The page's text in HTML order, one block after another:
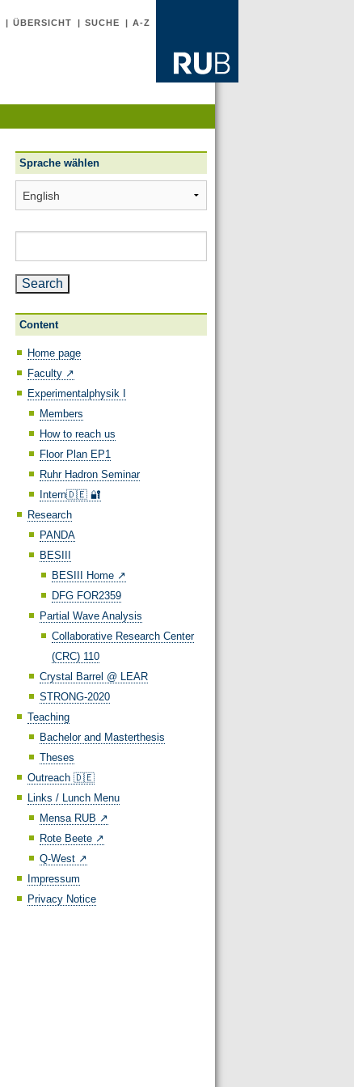
ÜBERSICHT SUCHE A-Z
Sprache wählen
wählen
Content
Home page
Faculty ↗️
Experimentalphysik I
Members
How to reach us
Floor Plan EP1
Ruhr Hadron Seminar
Intern🇩🇪 🔐
Research
PANDA
BESIII
BESIII Home ↗️
DFG FOR2359
Partial Wave Analysis
Collaborative Research Center
(CRC) 110
Crystal Barrel @ LEAR
STRONG-2020
Teaching
Bachelor and Masterthesis
Theses
Outreach 🇩🇪
Links / Lunch Menu
Mensa RUB ↗️
Rote Beete ↗️
Q-West ↗️
Impressum
Privacy Notice